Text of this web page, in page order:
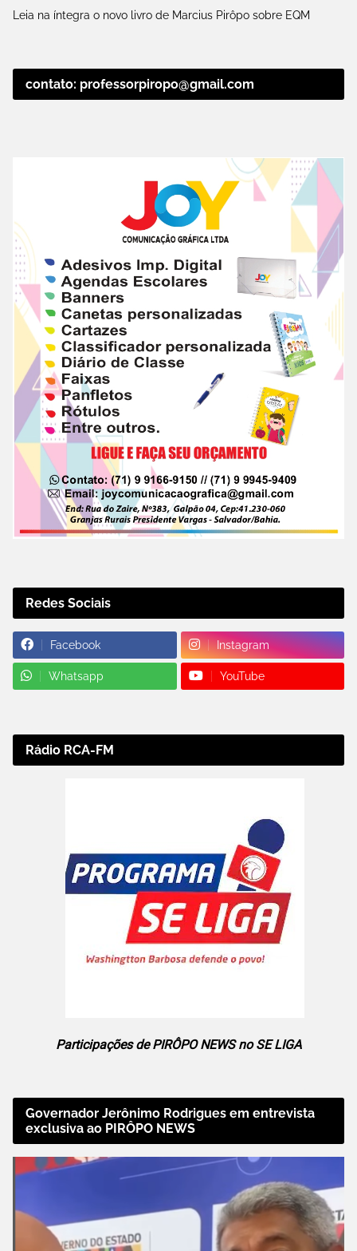
Leia na íntegra o novo livro de Marcius Pirôpo sobre EQM
contato: professorpiropo@gmail.com
Redes Sociais
Facebook Instagram
Whatsapp YouTube
Rádio RCA-FM
Participações de PIRÔPO NEWS no SE LIGA
Governador Jerônimo Rodrigues em entrevista
exclusiva ao PIRÔPO NEWS